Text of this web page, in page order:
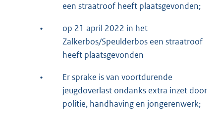
een straatroof heeft plaatsgevonden;
•
op 21 april 2022 in het
Zalkerbos/Speulderbos een straatroof
heeft plaatsgevonden
•
Er sprake is van voortdurende
jeugdoverlast ondanks extra inzet door
politie, handhaving en jongerenwerk;